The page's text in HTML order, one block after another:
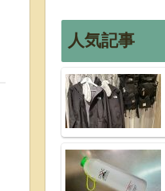
人気記事